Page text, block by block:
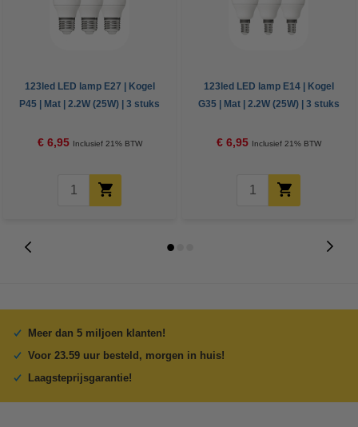
123led LED lamp E27 | Kogel
P45 | Mat | 2.2W (25W) | 3 stuks
€ 6,95 Inclusief 21% BTW
123led LED lamp E14 | Kogel
G35 | Mat | 2.2W (25W) | 3 stuks
€ 6,95 Inclusief 21% BTW
Meer dan 5 miljoen klanten!
Voor 23.59 uur besteld, morgen in huis!
Laagsteprijsgarantie!